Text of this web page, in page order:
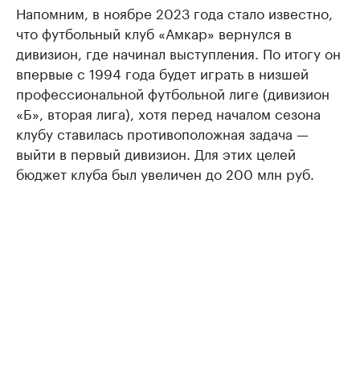
Напомним, в ноябре 2023 года стало известно,
что футбольный клуб «Амкар» вернулся в
дивизион, где начинал выступления. По итогу он
впервые с 1994 года будет играть в низшей
профессиональной футбольной лиге (дивизион
«Б», вторая лига), хотя перед началом сезона
клубу ставилась противоположная задача —
выйти в первый дивизион. Для этих целей
бюджет клуба был увеличен до 200 млн руб.